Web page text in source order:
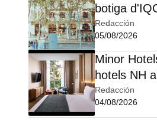
botiga
Redacción
05/08/2026
Minor
hotels NH
Redacción
04/08/2026